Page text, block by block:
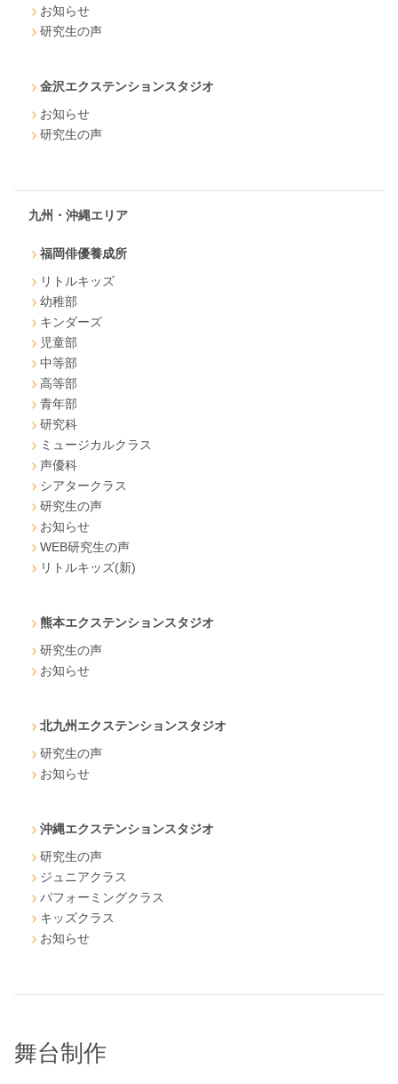
お知らせ
研究生の声
金沢エクステンションスタジオ
お知らせ
研究生の声
九州・沖縄エリア
福岡俳優養成所
リトルキッズ
幼稚部
キンダーズ
児童部
中等部
高等部
青年部
研究科
ミュージカルクラス
声優科
シアタークラス
研究生の声
お知らせ
WEB研究生の声
リトルキッズ(新)
熊本エクステンションスタジオ
研究生の声
お知らせ
北九州エクステンションスタジオ
研究生の声
お知らせ
沖縄エクステンションスタジオ
研究生の声
ジュニアクラス
パフォーミングクラス
キッズクラス
お知らせ
舞台制作